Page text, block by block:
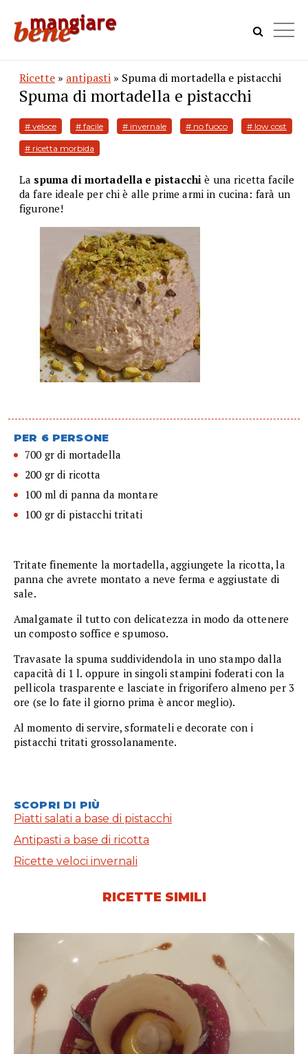
Ricette » antipasti » Spuma di mortadella e pistacchi
Spuma di mortadella e pistacchi
# veloce # facile # invernale # no fuoco # low cost
# ricetta morbida
La spuma di mortadella e pistacchi è una ricetta facile
da fare ideale per chi è alle prime armi in cucina: farà un
figurone!
PER 6 PERSONE
700 gr di mortadella
200 gr di ricotta
100 ml di panna da montare
100 gr di pistacchi tritati
Tritate finemente la mortadella, aggiungete la ricotta, la
panna che avrete montato a neve ferma e aggiustate di
sale.
Amalgamate il tutto con delicatezza in modo da ottenere
un composto soffice e spumoso.
Travasate la spuma suddividendola in uno stampo dalla
capacità di 1 l. oppure in singoli stampini foderati con la
pellicola trasparente e lasciate in frigorifero almeno per 3
ore (se lo fate il giorno prima è ancor meglio).
Al momento di servire, sformateli e decorate con i
pistacchi tritati grossolanamente.
SCOPRI DI PIÙ
Piatti salati a base di pistacchi
Antipasti a base di ricotta
Ricette veloci invernali
RICETTE SIMILI